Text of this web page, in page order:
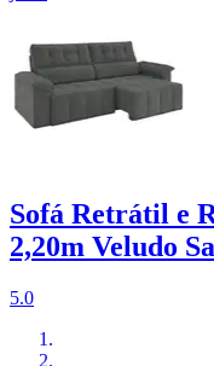
Sofá Retrátil e
2,20m Veludo
5.0